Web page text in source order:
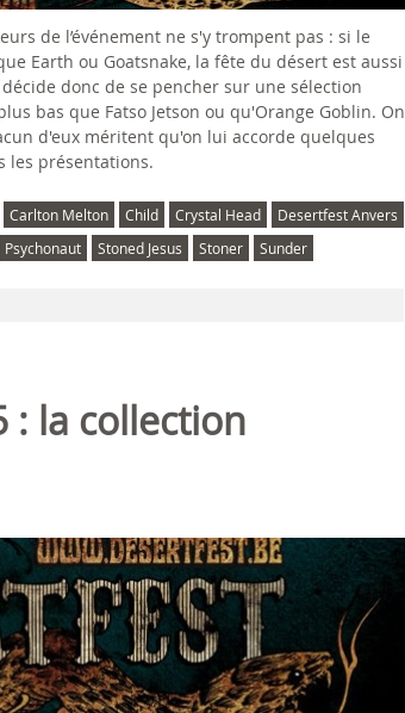
de l’événement ne s'y trompent pas : si le
Earth ou Goatsnake, la fête du désert est aussi
donc de se pencher sur une sélection
bas que Fatso Jetson ou qu'Orange Goblin. On
d'eux méritent qu'on lui accorde quelques
les présentations.
Carlton Melton Child Crystal Head
Desertfest Anvers
Psychonaut Stoned Jesus Stoner Sunder
: la collection